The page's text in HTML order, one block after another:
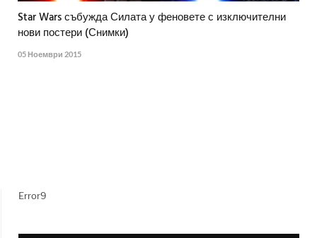
Star Wars събужда Силата у феновете с изключителни
нови постери (Снимки)
05 Ноември 2015
Error9